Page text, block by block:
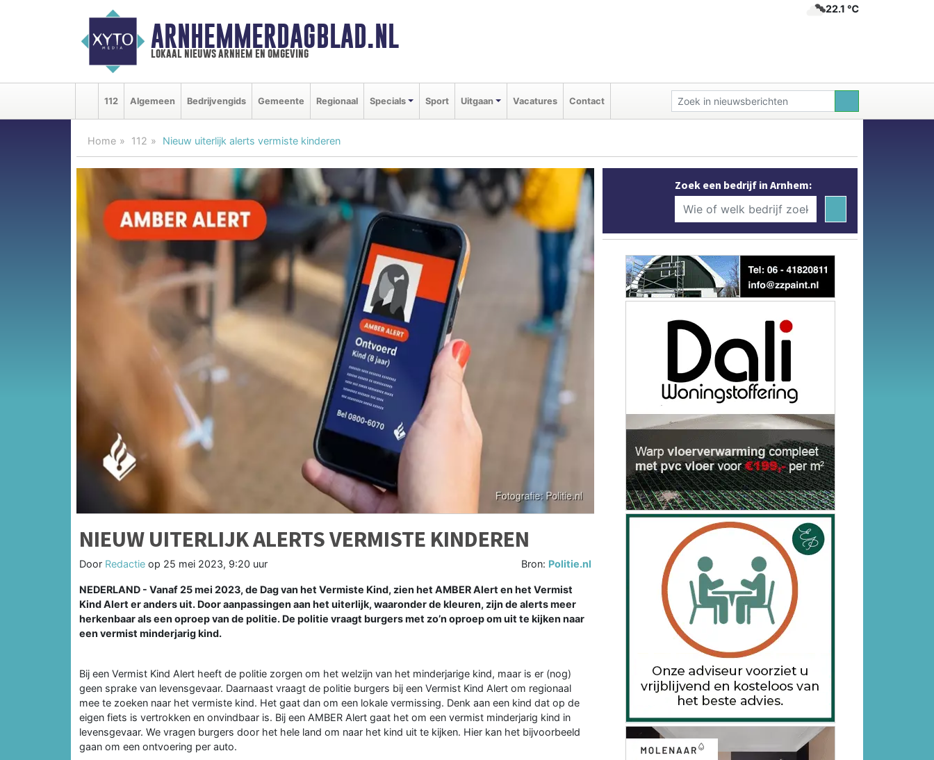
ARNHEMMERDAGBLAD.NL
lokaal nieuws arnhem en omgeving
22.1 ℃
112 Algemeen Bedrijvengids Gemeente Regionaal Specials Sport Uitgaan Vacatures Contact
Home 112 Nieuw uiterlijk alerts vermiste kinderen
NIEUW UITERLIJK ALERTS VERMISTE KINDEREN
Door Redactie op 25 mei 2023, 9:20 uur Bron: Politie.nl
NEDERLAND - Vanaf 25 mei 2023, de Dag van het Vermiste Kind, zien het AMBER Alert en het Vermist
Kind Alert er anders uit. Door aanpassingen aan het uiterlijk, waaronder de kleuren, zijn de alerts meer
herkenbaar als een oproep van de politie. De politie vraagt burgers met zo’n oproep om uit te kijken naar
een vermist minderjarig kind.
Bij een Vermist Kind Alert heeft de politie zorgen om het welzijn van het minderjarige kind, maar is er (nog)
geen sprake van levensgevaar. Daarnaast vraagt de politie burgers bij een Vermist Kind Alert om regionaal
mee te zoeken naar het vermiste kind. Het gaat dan om een lokale vermissing. Denk aan een kind dat op de
eigen fiets is vertrokken en onvindbaar is. Bij een AMBER Alert gaat het om een vermist minderjarig kind in
levensgevaar. We vragen burgers door het hele land om naar het kind uit te kijken. Hier kan het bijvoorbeeld
gaan om een ontvoering per auto.
Zoek een bedrijf in Arnhem: